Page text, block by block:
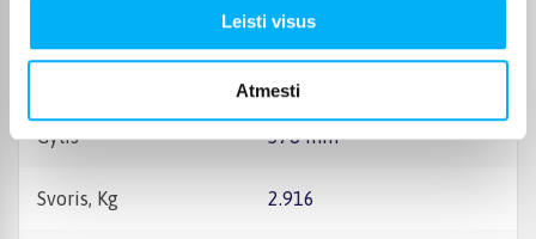
Leisti visus
Atmesti
103 mm
Gylis 378 mm
Svoris, Kg 2.916